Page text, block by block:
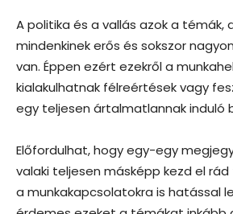
A politika és a vallás azok a témák,
mindenkinek erős és sokszor
van. Éppen ezért ezekről a
kialakulhatnak félreértések vagy
egy teljesen ártalmatlannak induló
Előfordulhat, hogy egy-egy
valaki teljesen másképp kezd el
a munkakapcsolatokra is hatással